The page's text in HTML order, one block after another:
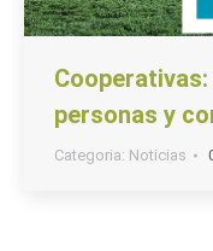
personas y
Categoria: Noticias